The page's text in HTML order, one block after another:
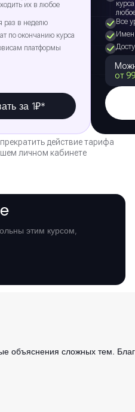
их в любое
раз в неделю
по окончанию курса
платформы
за 1₽*
Все
от
действие тарифа
личном кабинете
этим курсом,
объяснения сложных тем.